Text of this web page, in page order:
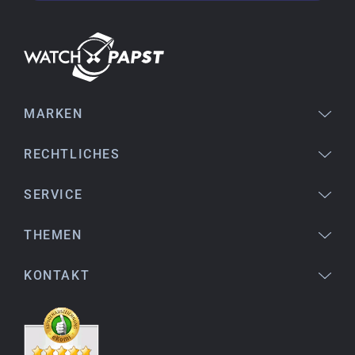
Perfekter Service und sehr schöne Uhr. Vielen
Dank :-)
Bogdan B.
really a time capsule! Very satisfied to find such
Ich komme aus den USA (Buffalo, NY) und habe
Sehr empfehlenswert!
MARKEN
RECHTLICHES
SERVICE
THEMEN
KONTAKT